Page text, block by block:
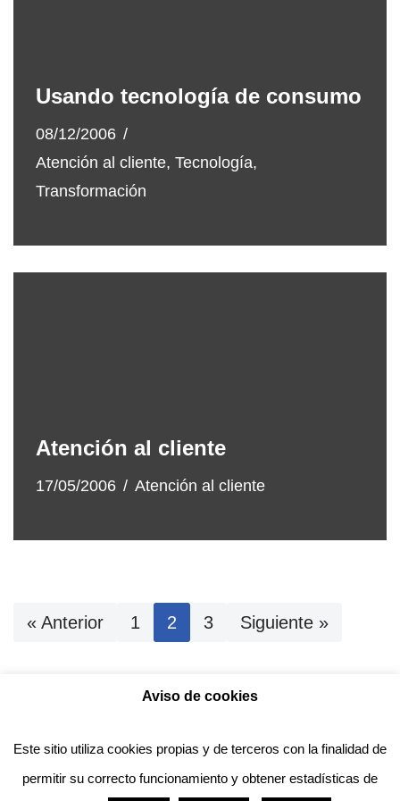
Usando tecnología de consumo
08/12/2006
Atención al cliente, Tecnología,
Transformación
Atención al cliente
17/05/2006 Atención al cliente
« Anterior 1 2 3 Siguiente »
Política de Cookies
Anotado funciona gracias a
Aviso de cookies
Este sitio utiliza cookies propias y de terceros con la finalidad de
permitir su correcto funcionamiento y obtener estadísticas de